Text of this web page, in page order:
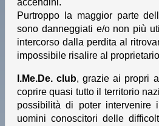
accendini.
Purtroppo la maggior parte
sono danneggiati e/o non più
intercorso dalla perdita al
impossibile risalire al
I.Me.De. club, grazie ai propri
coprire quasi tutto il territorio
possibilità di poter intervenire
uomini conoscitori delle